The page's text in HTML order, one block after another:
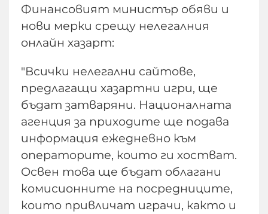
Финансовият министър обяви и
нови мерки срещу нелегалния
онлайн хазарт:
"Всички нелегални сайтове,
предлагащи хазартни игри, ще
бъдат затваряни. Националната
агенция за приходите ще подава
информация ежедневно към
операторите, които ги хостват.
Освен това ще бъдат облагани
комисионните на посредниците,
които привличат играчи, както и